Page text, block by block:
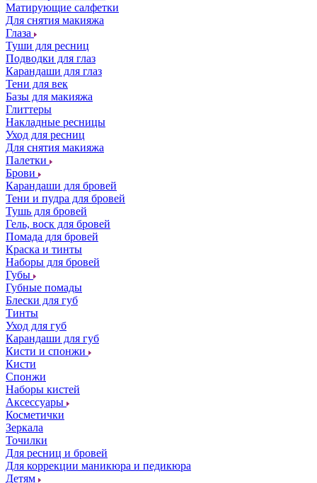
Матирующие салфетки
Для снятия макияжа
Глаза
Туши для ресниц
Подводки для глаз
Карандаши для глаз
Тени для век
Базы для макияжа
Глиттеры
Накладные ресницы
Уход для ресниц
Для снятия макияжа
Палетки
Брови
Карандаши для бровей
Тени и пудра для бровей
Тушь для бровей
Гель, воск для бровей
Помада для бровей
Краска и тинты
Наборы для бровей
Губы
Губные помады
Блески для губ
Тинты
Уход для губ
Карандаши для губ
Кисти и спонжи
Кисти
Спонжи
Наборы кистей
Аксессуары
Косметички
Зеркала
Точилки
Для ресниц и бровей
Для коррекции маникюра и педикюра
Детям